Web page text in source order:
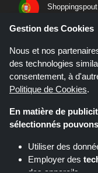
Si vous effectuez un
Shoppingspout.fr peut
Gestion des Cookies
Nous et nos
des technologies
consentement, à
Politique de Cookies.
En matière de
sélectionnés
Utiliser des
Employer des